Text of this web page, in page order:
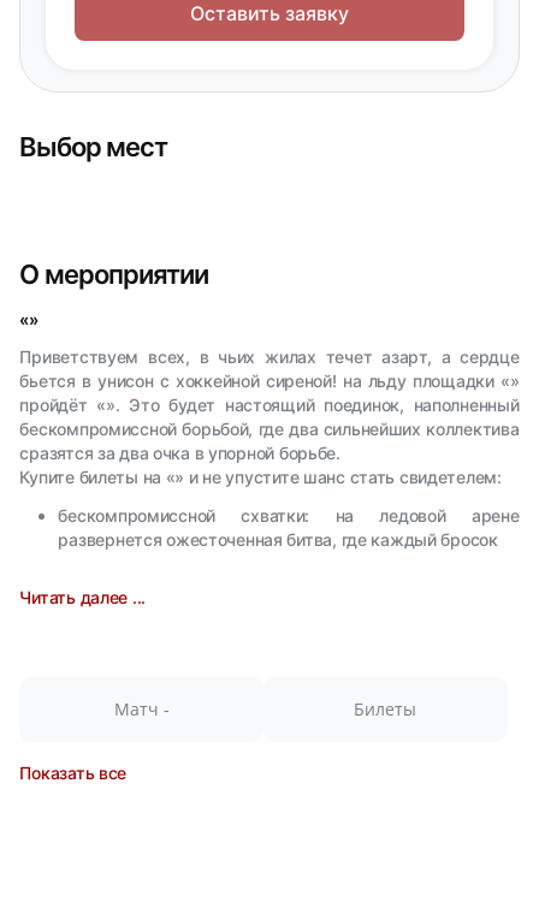
Выбор мест
Оставить заявку
О мероприятии
«»
Приветствуем всех, в чьих жилах течет азарт, а сердце
бьется в унисон с хоккейной сиреной! на льду площадки «»
пройдёт «». Это будет настоящий поединок, наполненный
бескомпромиссной борьбой, где два сильнейших коллектива
сразятся за два очка в упорной борьбе.
Купите билеты на «» и не упустите шанс стать свидетелем:
бескомпромиссной схватки: на ледовой арене
развернется ожесточенная битва, где каждый бросок
Читать далее ...
Матч - Билеты
Показать все